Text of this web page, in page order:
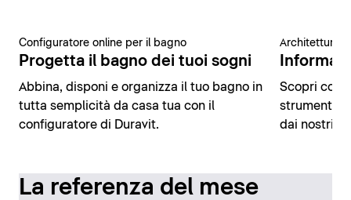
Configuratore online per il bagno
Progetta il bagno dei tuoi sogni
Abbina, disponi e organizza il tuo bagno in
tutta semplicità da casa tua con il
configuratore di Duravit.
Architettura
Scopri
strumenti
dai nostri
La referenza del mese